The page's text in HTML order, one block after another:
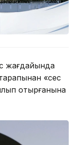
жағдайында
«сес
отырғанына